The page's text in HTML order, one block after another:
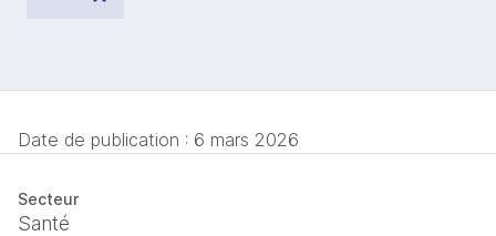
Date de publication : 6 mars 2026
Secteur
Santé